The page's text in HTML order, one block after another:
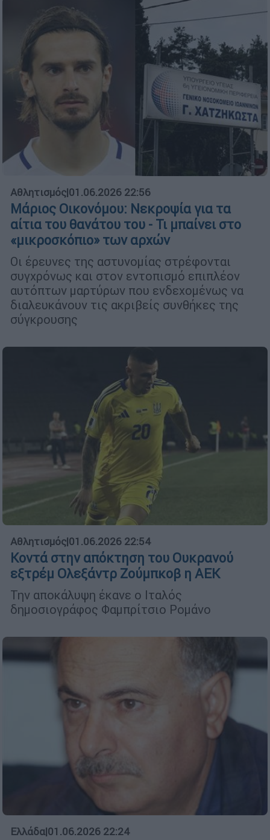
Αθλητισμός|01.06.2026 22:56
Μάριος Οικονόμου: Νεκροψία για τα
αίτια του θανάτου του - Τι μπαίνει στο
«μικροσκόπιο» των αρχών
Οι έρευνες της αστυνομίας στρέφονται
συγχρόνως και στον εντοπισμό επιπλέον
αυτόπτων μαρτύρων που ενδεχομένως να
διαλευκάνουν τις ακριβείς συνθήκες της
σύγκρουσης
Αθλητισμός|01.06.2026 22:54
Κοντά στην απόκτηση του Ουκρανού
εξτρέμ Ολεξάντρ Ζούμπκοβ η ΑΕΚ
Την αποκάλυψη έκανε ο Ιταλός
δημοσιογράφος Φαμπρίτσιο Ρομάνο
Ελλάδα|01.06.2026 22:24